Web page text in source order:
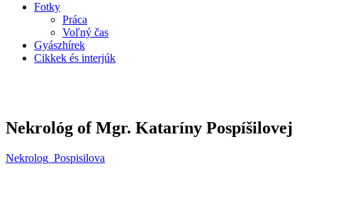
Fotky
Práca
Voľný čas
Gyászhírek
Cikkek és interjúk
Nekrológ of Mgr. Kataríny Pospíšilovej
Nekrolog_Pospisilova